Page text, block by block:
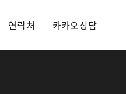
연락처 카카오상담